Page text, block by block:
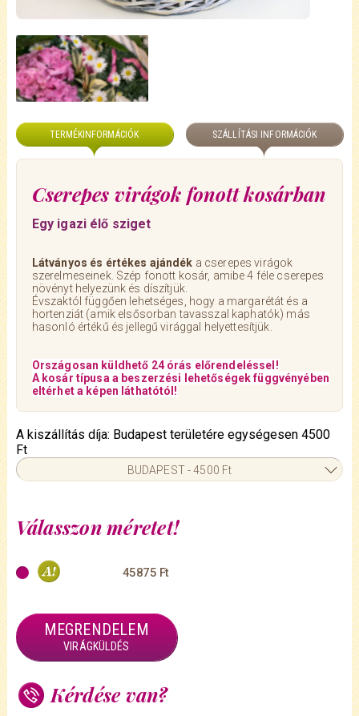
TERMÉKINFORMÁCIÓK SZÁLLÍTÁSI INFORMÁCIÓK
Cserepes virágok fonott kosárban
Egy igazi élő sziget
Látványos és értékes ajándék a cserepes virágok
szerelmeseinek. Szép fonott kosár, amibe 4 féle cserepes
növényt helyezünk és díszítjük.
Évszaktól függően lehetséges, hogy a margarétát és a
hortenziát (amik elsősorban tavasszal kaphatók) más
hasonló értékű és jellegű virággal helyettesítjük.
Országosan küldhető 24 órás előrendeléssel!
A kosár típusa a beszerzési lehetőségek függvényében
eltérhet a képen láthatótól!
Válasszon méretet!
45875 Ft
MEGRENDELEM
VIRÁGKÜLDÉS
A kiszállítás díja: Budapest területére egységesen 4500
Ft
BUDAPEST - 4500 Ft
Kérdése van?